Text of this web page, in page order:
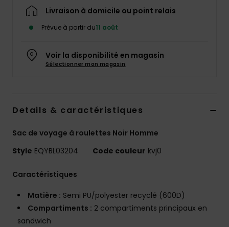
Livraison à domicile ou point relais
Prévue à partir du11 août
Voir la disponibilité en magasin
Sélectionner mon magasin
Details & caractéristiques
Sac de voyage à roulettes Noir Homme
Style EQYBL03204 Code couleur kvj0
Caractéristiques
Matière : Semi PU/polyester recyclé (600D)
Compartiments : 2 compartiments principaux en
sandwich